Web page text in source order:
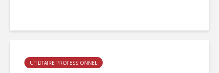
UTILITAIRE PROFESSIONNEL